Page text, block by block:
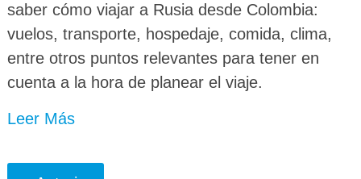
saber cómo viajar a Rusia desde Colombia:
vuelos, transporte, hospedaje, comida, clima,
entre otros puntos relevantes para tener en
cuenta a la hora de planear el viaje.
Leer Más